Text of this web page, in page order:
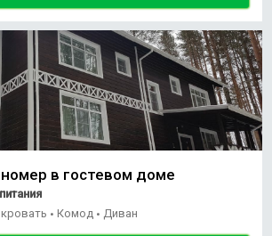
в гостевом доме
• Комод • Диван